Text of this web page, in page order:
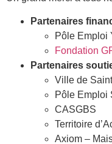
Partenaires
Pôle Emploi
Fondation
Partenaires
Ville de
Pôle Emploi
CASGBS
Territoire
Axiom –